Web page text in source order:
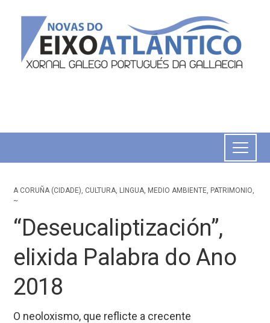
A CORUÑA (CIDADE), CULTURA, LINGUA, MEDIO AMBIENTE, PATRIMONIO,
~
“Deseucaliptización”,
elixida Palabra do Ano
2018
O neoloxismo, que reflicte a crecente